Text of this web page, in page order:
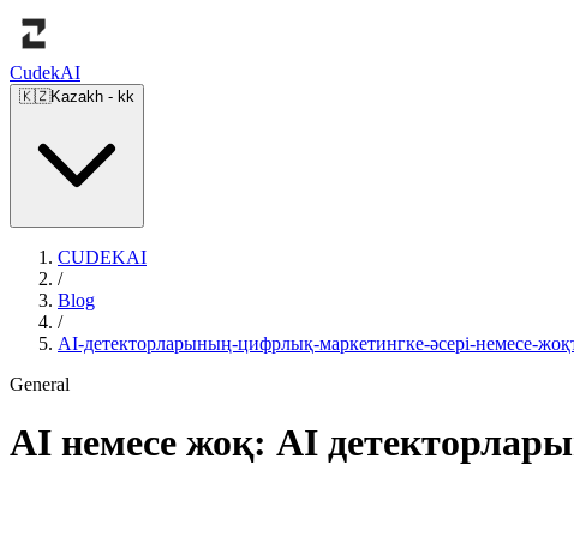
CudekAI
🇰🇿Kazakh - kk
CUDEKAI
/
Blog
/
AI-детекторларының-цифрлық-маркетингке-әсері-немесе-
General
AI немесе жоқ: AI